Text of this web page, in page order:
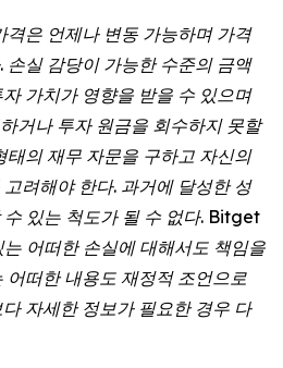
격은 언제나 변동 가능하며 가격
. 손실 감당이 가능한 수준의 금액
자 가치가 영향을 받을 수 있으며
거나 투자 원금을 회수하지 못할
태의 재무 자문을 구하고 자신의
고려해야 한다. 과거에 달성한 성
수 있는 척도가 될 수 없다. Bitget
는 어떠한 손실에 대해서도 책임을
어떠한 내용도 재정적 조언으로
다 자세한 정보가 필요한 경우 다